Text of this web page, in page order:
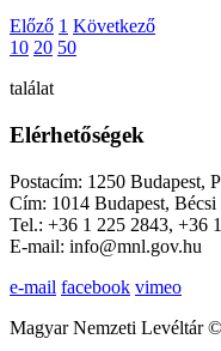
Előző 1 Következő
10 20 50
találat
Elérhetőségek
Postacím: 1250 Budapest,
Cím: 1014 Budapest, Bécsi
Tel.: +36 1 225 2843, +36
E-mail: info@mnl.gov.hu
e-mail facebook vimeo
Magyar Nemzeti Levéltár